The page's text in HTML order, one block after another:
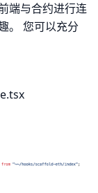
端与合约进行连
。 您可以充分